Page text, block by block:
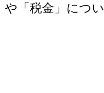
や「税金」につ